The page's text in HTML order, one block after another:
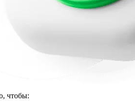
чтобы: